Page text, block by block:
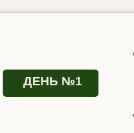
ДЕНЬ №1